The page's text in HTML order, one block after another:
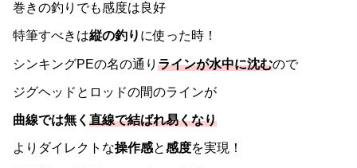
巻きの釣りでも感度は良好
特筆すべきは縦の釣り に使った時！
シンキングPEの名の通り ラインが水中に沈むので
ジグヘッドとロッドの間のラインが
曲線では無く 直線で結ばれ易くなり
よりダイレクトな操作感と感度を実現！